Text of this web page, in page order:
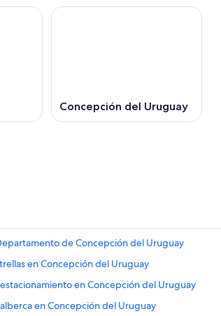
Concepción del Uruguay
de Concepción del Uruguay
en Concepción del Uruguay
en Concepción del Uruguay
en Concepción del Uruguay